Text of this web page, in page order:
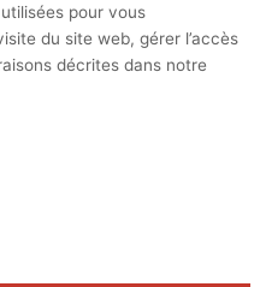
pour vous
du site web, gérer l’accès
décrites dans notre